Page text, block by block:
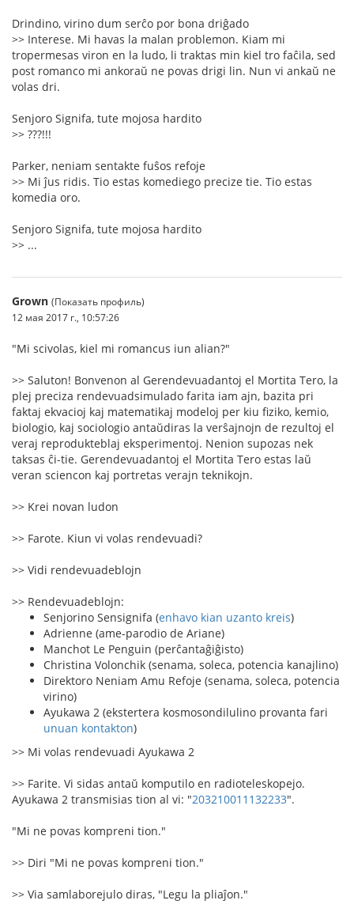
Drindino, virino dum serĉo por bona driĝado
>> Interese. Mi havas la malan problemon. Kiam mi
tropermesas viron en la ludo, li traktas min kiel tro faĉila, sed
post romanco mi ankoraŭ ne povas drigi lin. Nun vi ankaŭ ne
volas dri.
Senjoro Signifa, tute mojosa hardito
>> ???!!!
Parker, neniam sentakte fuŝos refoje
>> Mi ĵus ridis. Tio estas komediego precize tie. Tio estas
komedia oro.
Senjoro Signifa, tute mojosa hardito
>> ...
Grown (Показать профиль)
12 мая 2017 г., 10:57:26
"Mi scivolas, kiel mi romancus iun alian?"
>> Saluton! Bonvenon al Gerendevuadantoj el Mortita Tero, la
plej preciza rendevuadsimulado farita iam ajn, bazita pri
faktaj ekvacioj kaj matematikaj modeloj per kiu fiziko, kemio,
biologio, kaj sociologio antaŭdiras la verŝajnojn de rezultoj el
veraj reprodukteblaj eksperimentoj. Nenion supozas nek
taksas ĉi-tie. Gerendevuadantoj el Mortita Tero estas laŭ
veran sciencon kaj portretas verajn teknikojn.
>> Krei novan ludon
>> Farote. Kiun vi volas rendevuadi?
>> Vidi rendevuadeblojn
>> Rendevuadeblojn:
Senjorino Sensignifa (enhavo kian uzanto kreis)
Adrienne (ame-parodio de Ariane)
Manchot Le Penguin (perĉantaĝiĝisto)
Christina Volonchik (senama, soleca, potencia kanajlino)
Direktoro Neniam Amu Refoje (senama, soleca, potencia
virino)
Ayukawa 2 (ekstertera kosmosondilulino provanta fari
unuan kontakton)
>> Mi volas rendevuadi Ayukawa 2
>> Farite. Vi sidas antaŭ komputilo en radioteleskopejo.
Ayukawa 2 transmisias tion al vi: "203210011132233".
"Mi ne povas kompreni tion."
>> Diri "Mi ne povas kompreni tion."
>> Via samlaborejulo diras, "Legu la pliaĵon."